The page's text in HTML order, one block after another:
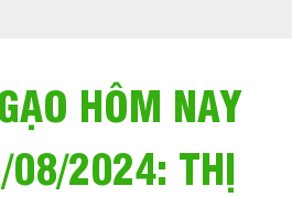
HÔM NAY
08/2024: THỊ